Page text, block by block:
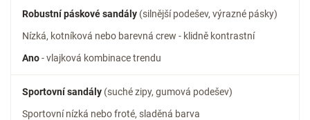
Robustní páskové sandály (silnější podešev, výrazné pásky)
Nízká, kotníková nebo barevná crew - klidně kontrastní
Ano- vlajková kombinace trendu
Sportovní sandály (suché zipy, gumová podešev)
Sportovní nízká nebo froté, sladěná barva